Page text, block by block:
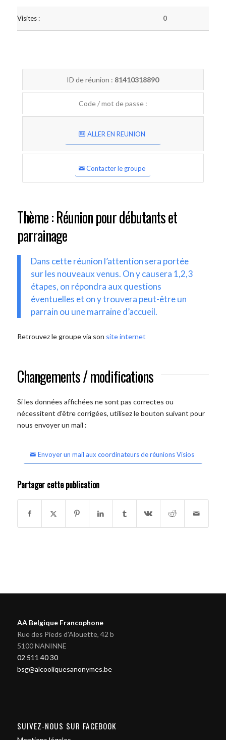
Visites : 0
ID de réunion : 81410318890
Code / mot de passe :
ALLER EN REUNION
Contacter le groupe
Thème : Réunion pour débutants et
parrainage
Dans cette réunion l’attention sera portée
sur les nouveaux venus. On y causera 1,2,3
étapes, on répondra aux questions
éventuelles et on y trouvera peut-être un
parrain ou une marraine d’accueil.
Retrouvez le groupe via son site internet
Changements / modifications
Si les données affichées ne sont pas correctes ou
nécessitent d'être corrigées, utilisez le bouton suivant pour
nous envoyer un mail :
Envoyer un mail aux coordinateurs de réunions Visios
Partager cette publication
AA Belgique Francophone
Rue des Pieds d'Alouette, 42 b
5100 NANINNE
02 511 40 30
bsg@alcooliquesanonymes.be
SUIVEZ-NOUS SUR FACEBOOK